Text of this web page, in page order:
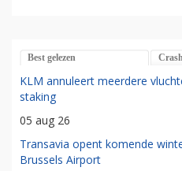
Best gelezen
KLM annuleert meerdere
staking
05 aug 26
Transavia opent komende
Brussels Airport